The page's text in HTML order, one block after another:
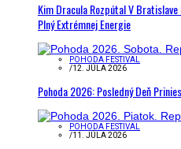
Kim Dracula Rozpútal V Bratislave
Plný Extrémnej Energie
POHODA FESTIVAL
/12. JÚLA 2026
Pohoda 2026: Posledný Deň
POHODA FESTIVAL
/11. JÚLA 2026